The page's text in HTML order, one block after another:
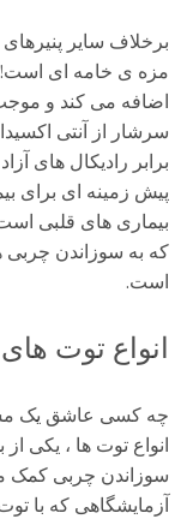
برخلاف سایر پنیرهای
مزه ی خامه ای است!
اضافه می کند و
سرشار از آنتی
برابر رادیکال های
پیش زمینه ای برای
بیماری های قلبی
که به سوزاندن
است.
انواع توت
چه کسی عاشق یک
انواع توت ها ، یکی از
سوزاندن چربی کمک
آزمایشگاهی که با